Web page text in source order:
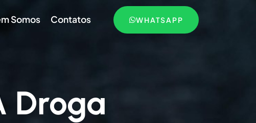
Somos Contatos WHATSAPP
Droga